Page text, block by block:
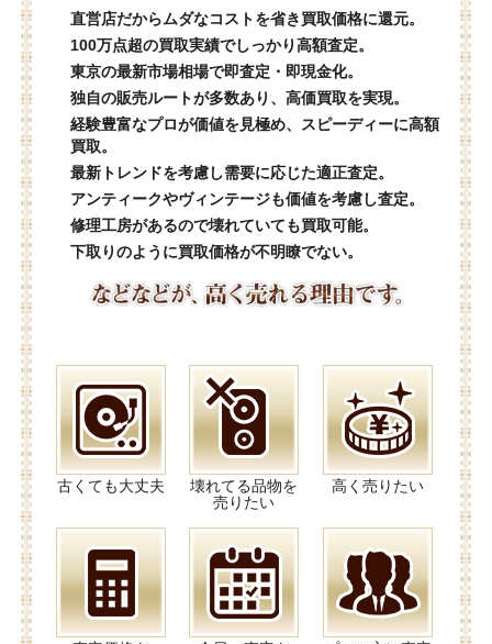
直営店だからムダなコストを省き買取価格に還元。
100万点超の買取実績でしっかり高額査定。
東京の最新市場相場で即査定・即現金化。
独自の販売ルートが多数あり、高価買取を実現。
経験豊富なプロが価値を見極め、スピーディーに高額
買取。
最新トレンドを考慮し需要に応じた適正査定。
アンティークやヴィンテージも価値を考慮し査定。
修理工房があるので壊れていても買取可能。
下取りのように買取価格が不明瞭でない。
古くても大丈夫
壊れてる品物を
売りたい
高く売りたい